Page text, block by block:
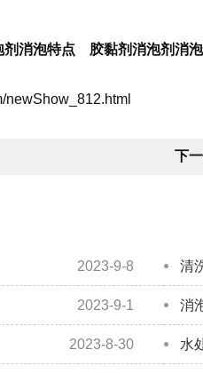
消泡特点 胶黏剂消泡剂消
newShow_812.html
下
2023-9-8 清
2023-9-1 消
2023-8-30 水